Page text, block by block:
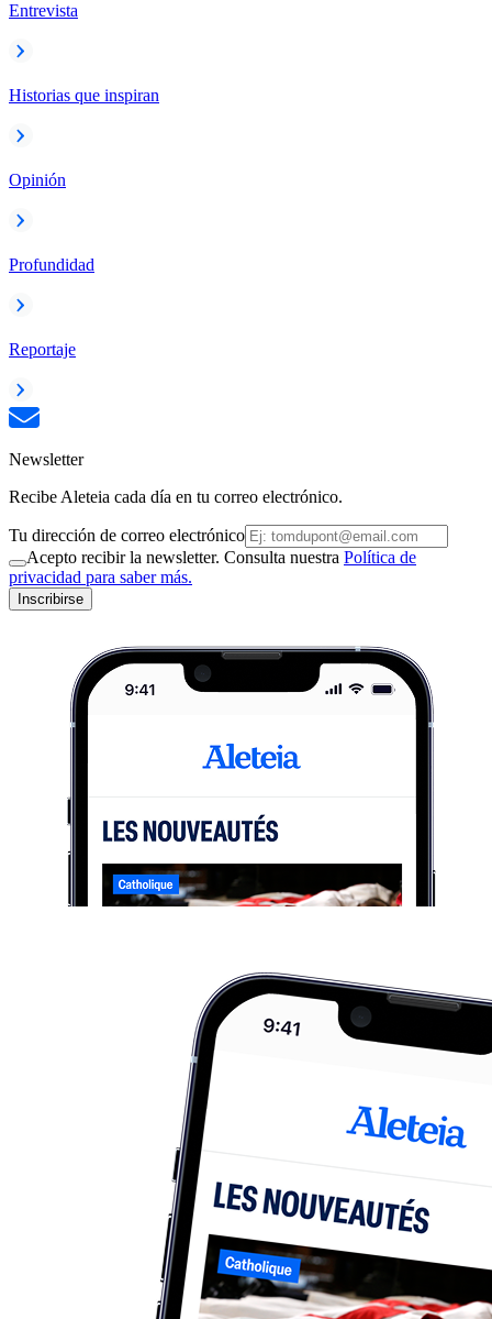
Entrevista
Historias que inspiran
Opinión
Profundidad
Reportaje
Newsletter
Recibe Aleteia cada día en tu correo electrónico.
Tu dirección de correo electrónico
Acepto recibir la newsletter. Consulta nuestra Política de
privacidad para saber más.
Inscribirse